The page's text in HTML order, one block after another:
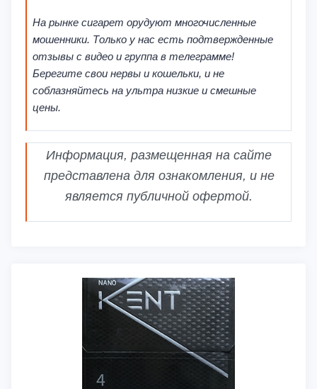
На рынке сигарет орудуют многочисленные
мошенники. Только у нас есть подтвержденные
отзывы с видео и группа в телеграмме!
Берегите свои нервы и кошельки, и не
соблазняйтесь на ультра низкие и смешные
цены.
Информация, размещенная на сайте
представлена для ознакомления, и не
является публичной офертой.